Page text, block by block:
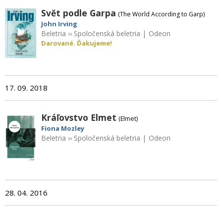
Svět podle Garpa (The World According to Garp)
John Irving
Beletria ›› Spoločenská beletria | Odeon
Darované. Ďakujeme!
17. 09. 2018
Kráľovstvo Elmet (Elmet)
Fiona Mozley
Beletria ›› Spoločenská beletria | Odeon
28. 04. 2016